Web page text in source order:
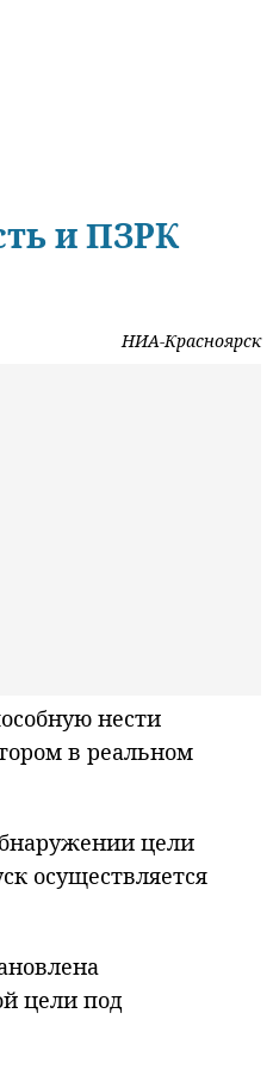
и ПЗРК
НИА-Красноярск
нести
в реальном
цели
осуществляется
цели под